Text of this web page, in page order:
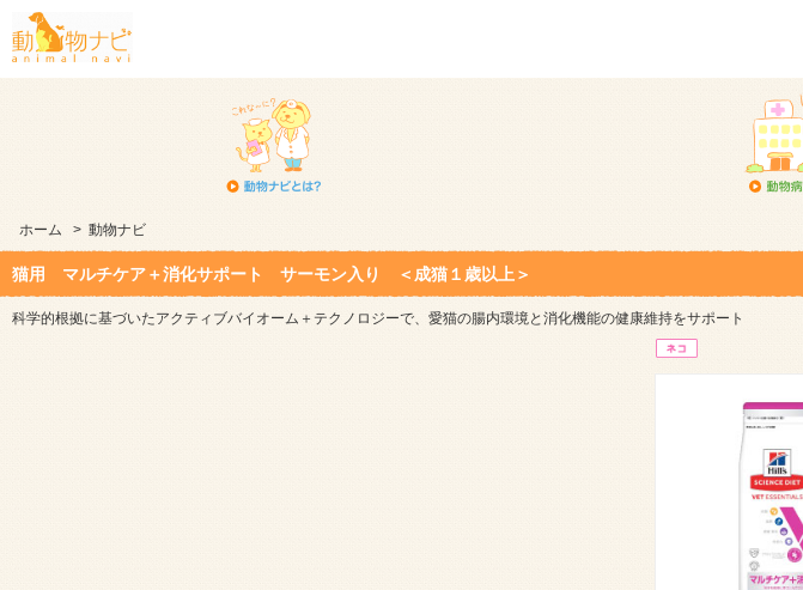
ホーム > 動物ナビ
猫用 マルチケア＋消化サポート サーモン入り ＜成猫１歳以上＞
科学的根拠に基づいたアクティブバイオーム＋テクノロジーで、愛猫の腸内環境と消化機能の健康維持をサポート